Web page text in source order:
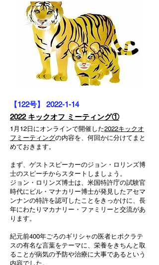
【122号】 2022-1-14
2022 キックオフ ミーティング①
1月12日にオンラインで開催した2022キックオ
フミーティングの内容を、何回かに分けてまと
めておきます。
まず、ゲストスピーカーのジョン・ロリンズ博
士のスピーチからスタートしましょう。
ジョン・ロリンズ博士は、米国特許庁の試験官
時代にビル・マナカリー博士が発見したアセマ
ンナンの特許を認可したことをきっかけに、長
年にわたりマカナリー・ファミリーと交流があ
ります。
紀元前400年ごろのギリシャの医者ヒポクラテ
スの有名な言葉をテーマに、栄養をきちんと取
ることが病気の予防や治療に大事であるという
内容でした。